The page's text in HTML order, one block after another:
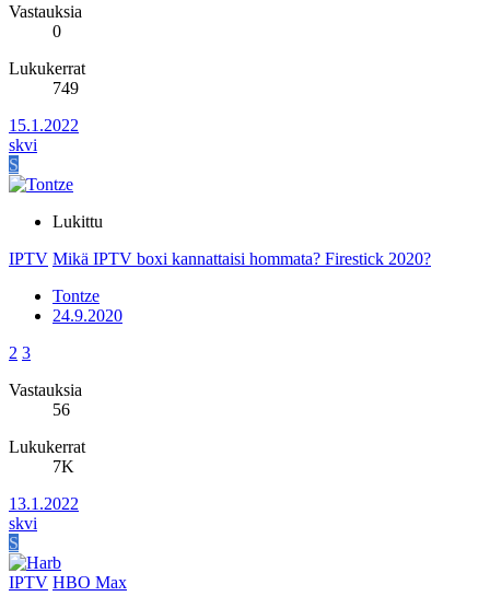
Vastauksia
0
Lukukerrat
749
15.1.2022
skvi
S
Lukittu
IPTV Mikä IPTV boxi kannattaisi hommata? Firestick 2020?
Tontze
24.9.2020
2 3
Vastauksia
56
Lukukerrat
7K
13.1.2022
skvi
S
IPTV HBO Max